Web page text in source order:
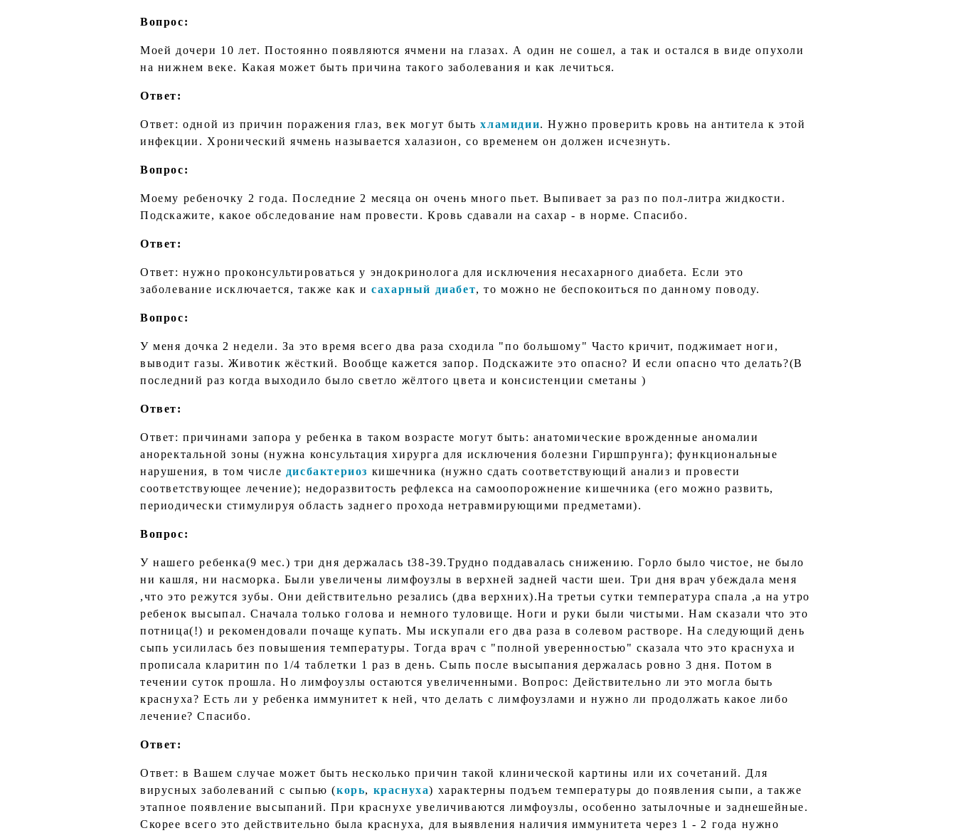
Вопрос:
Моей дочери 10 лет. Постоянно появляются ячмени на глазах. А один не сошел, а так и остался в виде опухоли
на нижнем веке. Какая может быть причина такого заболевания и как лечиться.
Ответ:
Ответ: одной из причин поражения глаз, век могут бытьхламидии. Нужно проверить кровь на антитела к этой
инфекции. Хронический ячмень называется халазион, со временем он должен исчезнуть.
Вопрос:
Моему ребеночку 2 года. Последние 2 месяца он очень много пьет. Выпивает за раз по пол-литра жидкости.
Подскажите, какое обследование нам провести. Кровь сдавали на сахар - в норме. Спасибо.
Ответ:
Ответ: нужно проконсультироваться у эндокринолога для исключения несахарного диабета. Если это
заболевание исключается, также как исахарный диабет, то можно не беспокоиться по данному поводу.
Вопрос:
У меня дочка 2 недели. За это время всего два раза сходила "по большому" Часто кричит, поджимает ноги,
выводит газы. Животик жёсткий. Вообще кажется запор. Подскажите это опасно? И если опасно что делать?(В
последний раз когда выходило было светло жёлтого цвета и консистенции сметаны )
Ответ:
Ответ: причинами запора у ребенка в таком возрасте могут быть: анатомические врожденные аномалии
аноректальной зоны (нужна консультация хирурга для исключения болезни Гиршпрунга); функциональные
нарушения, в том числе дисбактериоз кишечника (нужно сдать соответствующий анализ и провести
соответствующее лечение); недоразвитость рефлекса на самоопорожнение кишечника (его можно развить,
периодически стимулируя область заднего прохода нетравмирующими предметами).
Вопрос:
У нашего ребенка(9 мес.) три дня держалась t38-39.Трудно поддавалась снижению. Горло было чистое, не было
ни кашля, ни насморка. Были увеличены лимфоузлы в верхней задней части шеи. Три дня врач убеждала меня
,что это режутся зубы. Они действительно резались (два верхних).На третьи сутки температура спала ,а на утро
ребенок высыпал. Сначала только голова и немного туловище. Ноги и руки были чистыми. Нам сказали что это
потница(!) и рекомендовали почаще купать. Мы искупали его два раза в солевом растворе. На следующий день
сыпь усилилась без повышения температуры. Тогда врач с "полной уверенностью" сказала что это краснуха и
прописала кларитин по 1/4 таблетки 1 раз в день. Сыпь после высыпания держалась ровно 3 дня. Потом в
течении суток прошла. Но лимфоузлы остаются увеличенными. Вопрос: Действительно ли это могла быть
краснуха? Есть ли у ребенка иммунитет к ней, что делать с лимфоузлами и нужно ли продолжать какое либо
лечение? Спасибо.
Ответ:
Ответ: в Вашем случае может быть несколько причин такой клинической картины или их сочетаний. Для
вирусных заболеваний с сыпью (корь, краснуха) характерны подъем температуры до появления сыпи, а также
этапное появление высыпаний. При краснухе увеличиваются лимфоузлы, особенно затылочные и заднешейные.
Скорее всего это действительно была краснуха, для выявления наличия иммунитета через 1 - 2 года нужно